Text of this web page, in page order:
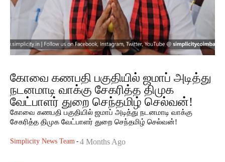
கோவை கணபதி பகுதியில் ஜமாப் அடித்து
நடனமாடி வாக்கு சேகரித்த திமுக
வேட்பாளர் துறை செந்தமிழ் செல்வன்!
கோவை கணபதி பகுதியில் ஜமாப் அடித்து நடனமாடி வாக்கு
சேகரித்த திமுக வேட்பாளர் துறை செந்தமிழ் செல்வன்!
Simplicity News Team - 4 Months Ago